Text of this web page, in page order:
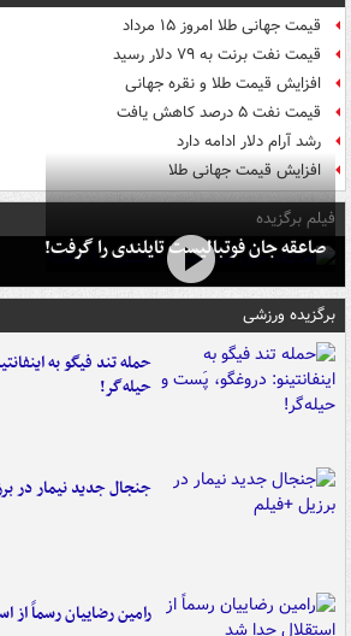
قیمت جهانی طلا امروز ۱۵ مرداد
قیمت نفت برنت به ۷۹ دلار رسید
افزایش قیمت طلا و نقره جهانی
قیمت نفت ۵ درصد کاهش یافت
رشد آرام دلار ادامه دارد
افزایش قیمت جهانی طلا
فیلم برگزیده
صاعقه جان فوتبالیست تایلندی را گرفت!
برگزیده ورزشی
حمله تند فیگو به
حیله‌گر!
جنجال جدید نیمار در
رامین رضاییان رسماً از